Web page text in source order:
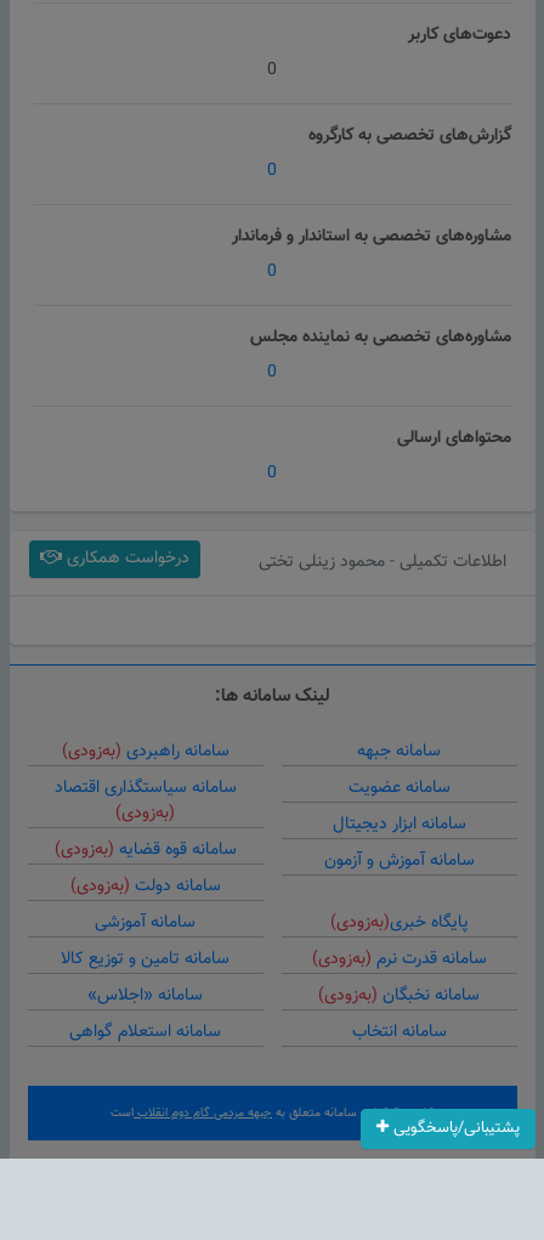
دعوت‌های کاربر
0
گزارش‌های تخصصی به کارگروه
0
مشاوره‌های تخصصی به استاندار و فرماندار
0
مشاوره‌های تخصصی به نماینده مجلس
0
محتواهای ارسالی
0
درخواست همکاری اطلاعات تکمیلی - محمود زینلی تختی
پشتیبانی/پاسخگویی
لینک سامانه ها:
سامانه جبهه
سامانه عضویت
سامانه ابزار دیجیتال
سامانه آموزش و آزمون
سامانه راهبردی (به‌زودی)
سامانه سیاستگذاری اقتصاد
(به‌زودی)
سامانه قوه قضایه (به‌زودی)
سامانه دولت (به‌زودی)
پایگاه خبری(به‌زودی)
سامانه قدرت نرم (به‌زودی)
سامانه نخبگان (به‌زودی)
سامانه انتخاب
سامانه آموزشی
سامانه تامین و توزیع کالا
سامانه «اجلاس»
سامانه استعلام گواهی
کلیه حقوق این سامانه متعلق به جبهه مردمی گام دوم انقلاباست